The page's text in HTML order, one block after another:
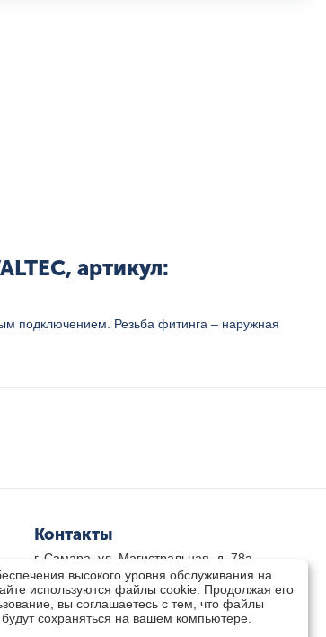
артикул:
подключением. Резьба фитинга – наружная
Контакты
г. Самара, ул. Магистральная, д. 78а
8 800-333-33-79(звонок бесплатный)
8(846)-211-03-15
Пн-Пт 8.30 - 17.30 Сб 9.00 - 16.00
zakaz@teplocity.com
высокого уровня обслуживания на
используются файлы cookie. Продолжая его
вы соглашаетесь с тем, что файлы
сохраняться на вашем компьютере.